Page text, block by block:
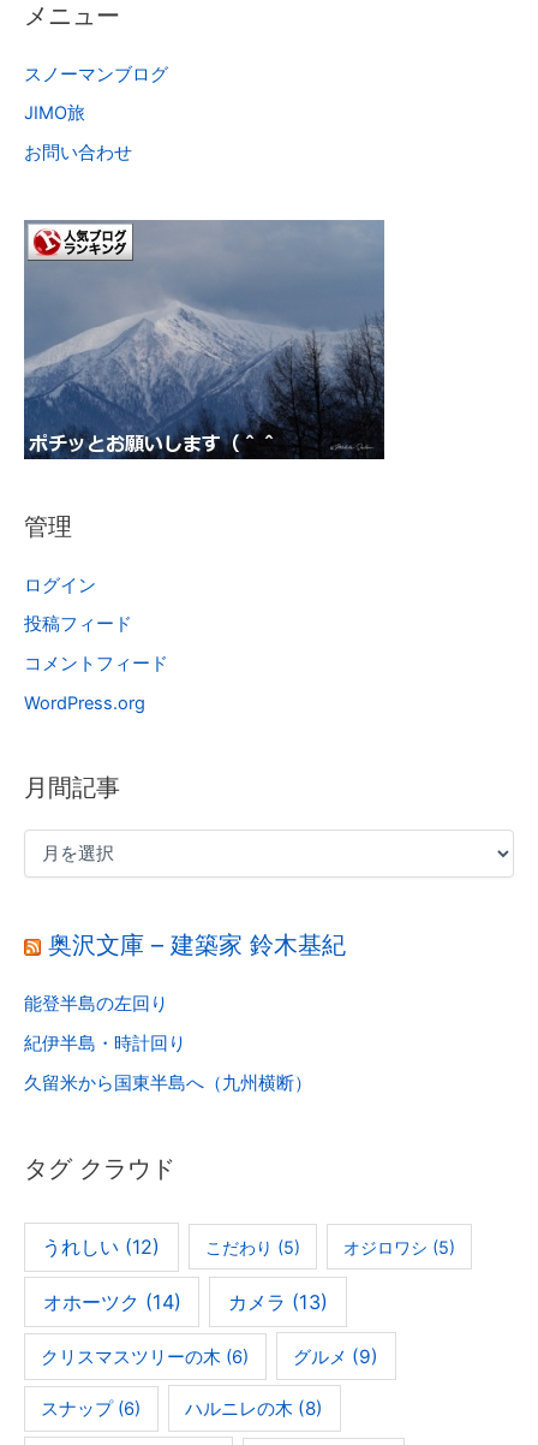
メニュー
スノーマンブログ
JIMO旅
お問い合わせ
管理
ログイン
投稿フィード
コメントフィード
WordPress.org
月間記事
奥沢文庫 – 建築家 鈴木基紀
能登半島の左回り
紀伊半島・時計回り
久留米から国東半島へ（九州横断）
タグ クラウド
うれしい (12) こだわり (5) オジロワシ (5)
オホーツク (14) カメラ (13)
クリスマスツリーの木 (6) グルメ (9)
スナップ(6) ハルニレの木 (8)